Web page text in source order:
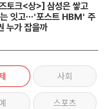
토크<상>] 삼성은 쌓고
잇고…'포스트 HBM' 주
누가 잡을까
사회
스포츠